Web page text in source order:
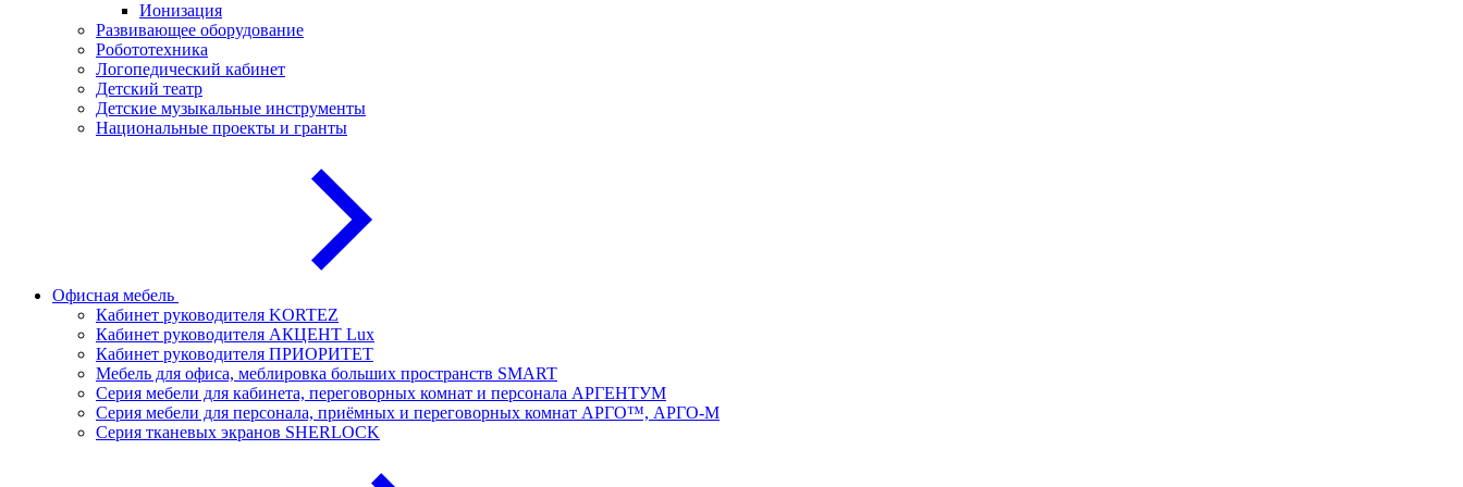
Ионизация
Развивающее оборудование
Робототехника
Логопедический кабинет
Детский театр
Детские музыкальные инструменты
Национальные проекты и гранты
Офисная мебель
Кабинет руководителя KORTEZ
Кабинет руководителя АКЦЕНТ Lux
Кабинет руководителя ПРИОРИТЕТ
Мебель для офиса, меблировка больших пространств SMART
Серия мебели для кабинета, переговорных комнат и персонала АРГЕНТУМ
Серия мебели для персонала, приёмных и переговорных комнат АРГО™, АРГО-М
Серия тканевых экранов SHERLOCK